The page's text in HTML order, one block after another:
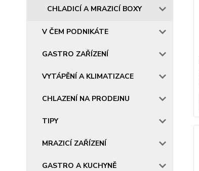
CHLADICÍ A MRAZICÍ BOXY
V ČEM PODNIKÁTE
GASTRO ZAŘÍZENÍ
VYTÁPĚNÍ A KLIMATIZACE
CHLAZENÍ NA PRODEJNU
TIPY
MRAZICÍ ZAŘÍZENÍ
GASTRO A KUCHYNĚ